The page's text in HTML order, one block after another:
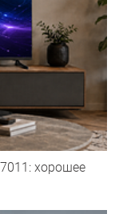
хорошее